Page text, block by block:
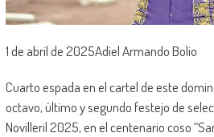
1 de abril de 2025Adiel Armando Bolio
Cuarto espada en el cartel de este
octavo, último y segundo festejo de
Novilleril 2025, en el centenario coso